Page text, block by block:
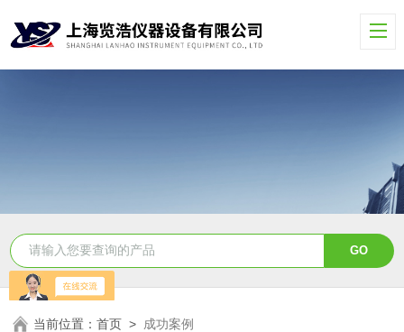
当前位置：首页 > 成功案例